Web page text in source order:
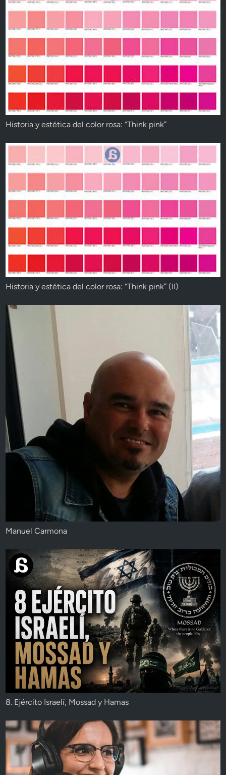
Historia y estética del color rosa: “Think pink”
Historia y estética del color rosa: “Think pink” (II)
Manuel Carmona
8. Ejército Israelí, Mossad y Hamas